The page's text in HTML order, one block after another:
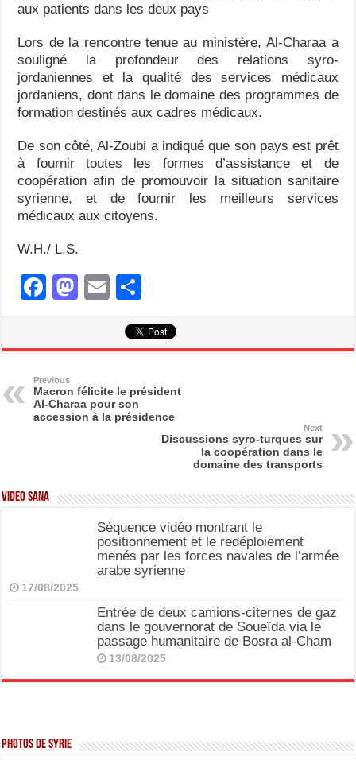
aux patients dans les deux pays
Lors de la rencontre tenue au ministère, ‏Al-Charaa a
souligné la profondeur des relations syro-
jordaniennes et la qualité des services médicaux
jordaniens, dont dans le domaine des programmes de
formation destinés aux cadres médicaux.
De son côté, Al-Zoubi a indiqué que son pays est prêt
à fournir toutes les formes d’assistance et de
coopération afin de promouvoir la situation sanitaire
syrienne, et de fournir les meilleurs services
médicaux aux citoyens.
W.H./ L.S.
F
b
o
M
d
o
E
ail ar
Previous
Macron félicite le président
Al-Charaa pour son
accession à la présidence
Next
Discussions syro-turques sur
la coopération dans le
domaine des transports
Video SANA
Séquence vidéo montrant le
positionnement et le redéploiement
menés par les forces navales de l’armée
arabe syrienne
17/08/2025
Entrée de deux camions-citernes de gaz
dans le gouvernorat de Soueïda via le
passage humanitaire de Bosra al-Cham
13/08/2025
Photos de Syrie